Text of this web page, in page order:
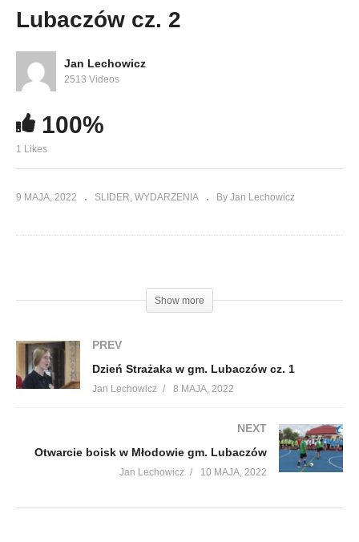
Lubaczów cz. 2
Jan Lechowicz
2513 Videos
100%
1 Likes
9 MAJA, 2022 SLIDER WYDARZENIA By Jan Lechowicz
Show more
PREV
Dzień Strażaka w gm. Lubaczów cz. 1
Jan Lechowicz 8 MAJA, 2022
NEXT
Otwarcie boisk w Młodowie gm. Lubaczów
Jan Lechowicz 10 MAJA, 2022